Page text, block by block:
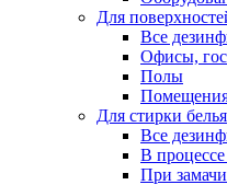
Для
Все
Офисы,
Полы
Для стирки белья
Все
В
При